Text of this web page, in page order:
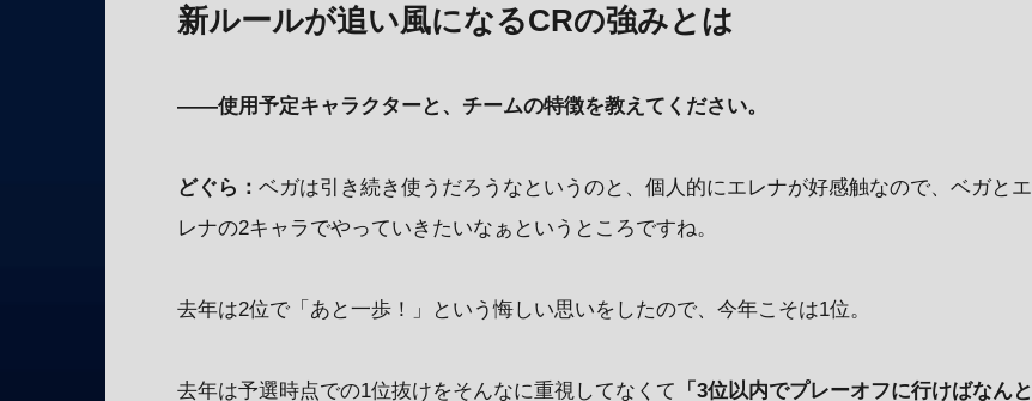
新ルールが追い風になるCRの強みとは
——使用予定キャラクターと、チームの特徴を教えてください。
どぐら： ベガは引き続き使うだろうなというのと、個人的にエレナが好感触なので、ベガとエ
レナの2キャラでやっていきたいなぁというところですね。
去年は2位で「あと一歩！」という悔しい思いをしたので、今年こそは1位。
去年は予選時点での1位抜けをそんなに重視してなくて
「3位以内でプレーオフに行けばなんと